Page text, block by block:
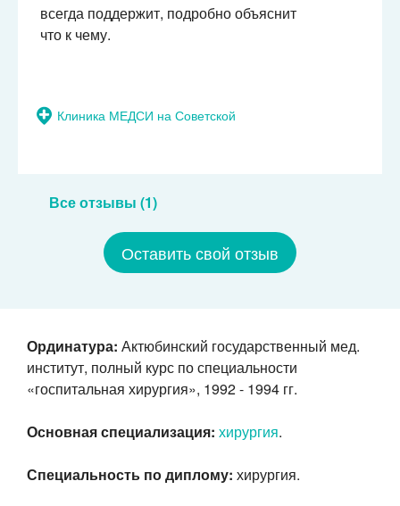
Клиника МЕДСИ на Советской
всегда поддержит, подробно объяснит
что к чему.
Все отзывы (1)
Оставить свой отзыв
Ординатура: Актюбинский государственный мед.
институт, полный курс по специальности
«госпитальная хирургия», 1992 - 1994 гг.
Основная специализация: хирургия.
Специальность по диплому: хирургия.